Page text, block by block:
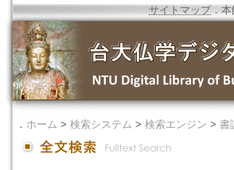
サイトマップ．本
． ホーム > 検索システム > 検索エンジン > 書